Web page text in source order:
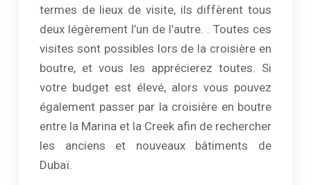
termes de lieux de visite, ils diffèrent tous
deux légèrement l’un de l’autre. . Toutes ces
visites sont possibles lors de la croisière en
boutre, et vous les apprécierez toutes. Si
votre budget est élevé, alors vous pouvez
également passer par la croisière en boutre
entre la Marina et la Creek afin de rechercher
les anciens et nouveaux bâtiments de
Dubaï.